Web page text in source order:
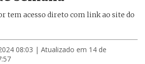
tem acesso direto com link ao site do
08:03 | Atualizado em 14 de